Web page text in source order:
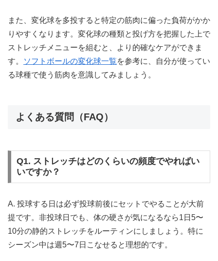
また、変化球を多投すると特定の筋肉に偏った負荷がかか
りやすくなります。変化球の種類と投げ方を把握した上で
ストレッチメニューを組むと、より的確なケアができま
す。
ソフトボールの変化球一覧を参考に、自分が使ってい
る球種で使う筋肉を意識してみましょう。
よくある質問（FAQ）
Q1. ストレッチはどのくらいの頻度でやればい
いですか？
A. 投球する日は必ず投球前後にセットでやることが大前
提です。非投球日でも、体の硬さが気になるなら1日5〜
10分の静的ストレッチをルーティンにしましょう。特に
シーズン中は週5〜7日こなせると理想的です。